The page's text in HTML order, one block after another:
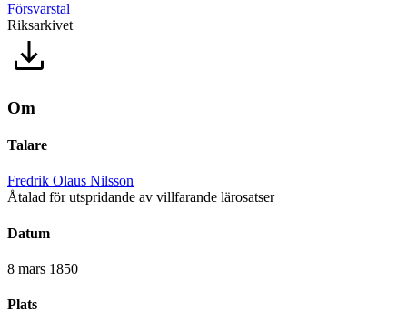
Försvarstal
Riksarkivet
Om
Talare
Fredrik Olaus Nilsson
Åtalad för utspridande av villfarande lärosatser
Datum
8 mars 1850
Plats